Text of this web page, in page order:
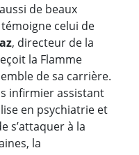
de beaux
celui de
, directeur de la
la Flamme
de sa carrière.
infirmier assistant
en psychiatrie et
s’attaquer à la
la